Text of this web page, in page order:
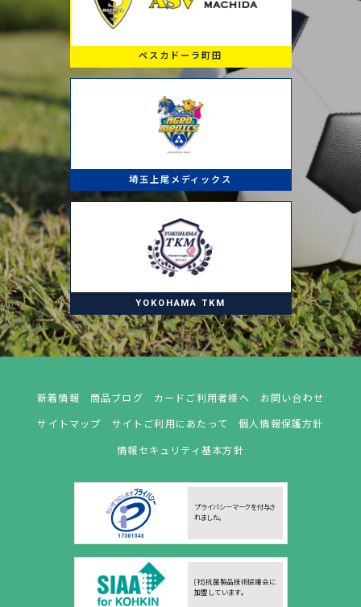
ペスカドーラ町田
埼玉上尾メディックス
YOKOHAMA TKM
新着情報 商品ブログ カードご利用者様へ
お問い合わせ
サイトマップ
サイトご利用にあたって
個人情報保護方針
情報セキュリティ基本方針
プライバシーマークを付与さ
れました。
(社)抗菌製品技術協議会に
加盟しています。